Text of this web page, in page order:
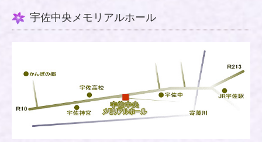
宇佐中央メモリアルホール